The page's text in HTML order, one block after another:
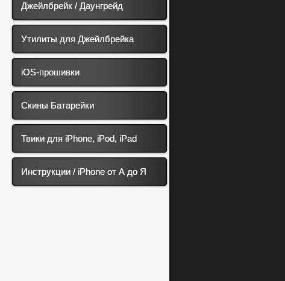
Джейлбрейк / Даунгрейд
Утилиты для Джейлбрейка
iOS-прошивки
Скины Батарейки
Твики для iPhone, iPod, iPad
Инструкции / iPhone от А до Я